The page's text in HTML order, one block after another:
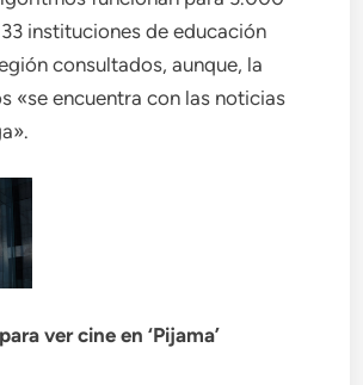
instituciones de educación
consultados, aunque, la
«se encuentra con las noticias
ver cine en ‘Pijama’